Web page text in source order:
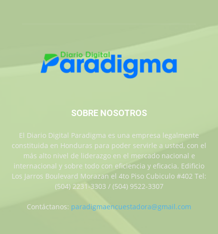
SOBRE NOSOTROS
El Diario Digital Paradigma es una empresa legalmente
constituida en Honduras para poder servirle a usted, con el
más alto nivel de liderazgo en el mercado nacional e
internacional y sobre todo con eficiencia y eficacia. Edificio
Los Jarros Boulevard Morazan el 4to Piso Cubiculo #402 Tel:
(504) 2231-3303 / (504) 9522-3307
Contáctanos: paradigmaencuestadora@gmail.com